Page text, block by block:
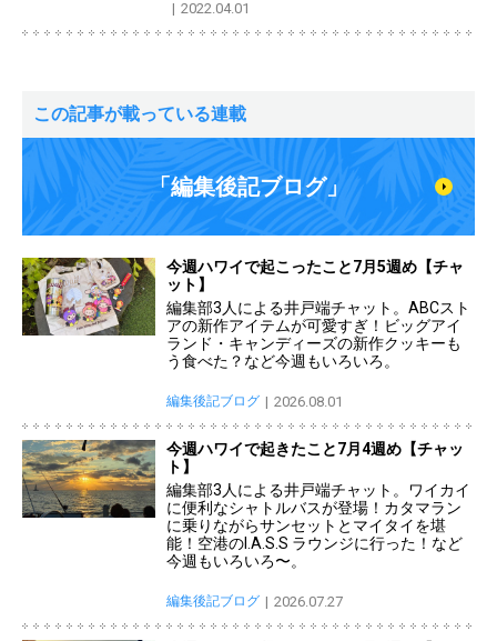
2022.04.01
この記事が載っている連載
「編集後記ブログ」
今週ハワイで起こったこと7月5週め【チャ
ット】
編集部3人による井戸端チャット。ABCスト
アの新作アイテムが可愛すぎ！ビッグアイ
ランド・キャンディーズの新作クッキーも
う食べた？など今週もいろいろ。
編集後記ブログ 2026.08.01
今週ハワイで起きたこと7月4週め【チャッ
ト】
編集部3人による井戸端チャット。ワイカイ
に便利なシャトルバスが登場！カタマラン
に乗りながらサンセットとマイタイを堪
能！空港のI.A.S.S ラウンジに行った！など
今週もいろいろ〜。
編集後記ブログ 2026.07.27